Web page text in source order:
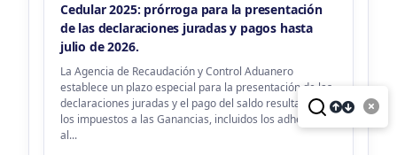
Cedular 2025: prórroga para la presentación
de las declaraciones juradas y pagos hasta
julio de 2026.
La Agencia de Recaudación y Control Aduanero
establece un plazo especial para la presentación de las
declaraciones juradas y el pago del saldo resultante de
los impuestos a las Ganancias, incluidos los adheridos
al...